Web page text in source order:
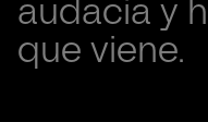
Experimenta
audacia y
que viene.